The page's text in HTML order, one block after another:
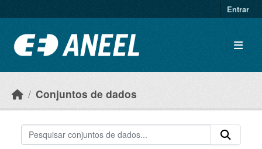
Entrar
Conjuntos de dados